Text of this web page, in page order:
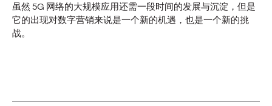
虽然 5G 网络的大规模应用还需一段时间的发展与沉淀，但是
它的出现对数字营销来说是一个新的机遇，也是一个新的挑
战。报告｜和3500名消费者